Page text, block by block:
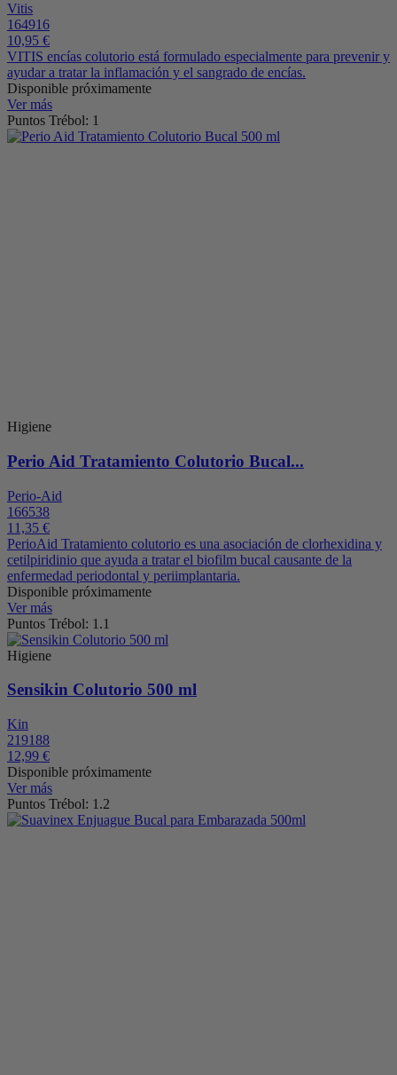
Vitis
164916
10,95 €
VITIS encías colutorio está formulado especialmente para prevenir y
ayudar a tratar la inflamación y el sangrado de encías.
Disponible próximamente
Ver más
Puntos Trébol: 1
Higiene
Perio Aid Tratamiento Colutorio Bucal...
Perio-Aid
166538
11,35 €
PerioAid Tratamiento colutorio es una asociación de clorhexidina y
cetilpiridinio que ayuda a tratar el biofilm bucal causante de la
enfermedad periodontal y periimplantaria.
Disponible próximamente
Ver más
Puntos Trébol: 1.1
Higiene
Sensikin Colutorio 500 ml
Kin
219188
12,99 €
Disponible próximamente
Ver más
Puntos Trébol: 1.2